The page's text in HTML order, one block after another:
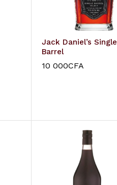
Jack Daniel’s Single
Barrel
10 000CFA